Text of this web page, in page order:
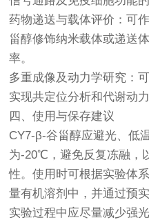
药物递送与载体评价：可
甾醇修饰纳米载体或递送
率。
多重成像及动力学研究：
实现共定位分析和代谢动力
四、使用与保存建议
CY7-β-谷甾醇应避光、低
为-20℃，避免反复冻融，
性。使用时可根据实验体
量有机溶剂中，并通过预
实验过程中应尽量减少强